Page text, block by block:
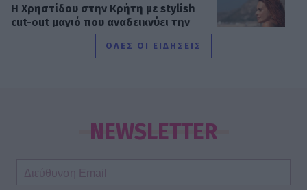
Η Χρηστίδου στην Κρήτη με stylish
cut-out μαγιό που αναδεικνύει την
κομψή & μαυρισμένη σιλουέτα της
εφαρμοστό σικ φόρεμα και wet look
- Μαγνήτισε όλα τα βλέμματα
ΟΛΕΣ ΟΙ ΕΙΔΗΣΕΙΣ
NEWSLETTER